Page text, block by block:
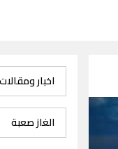
اخبار ومقالات
الغاز صعبة